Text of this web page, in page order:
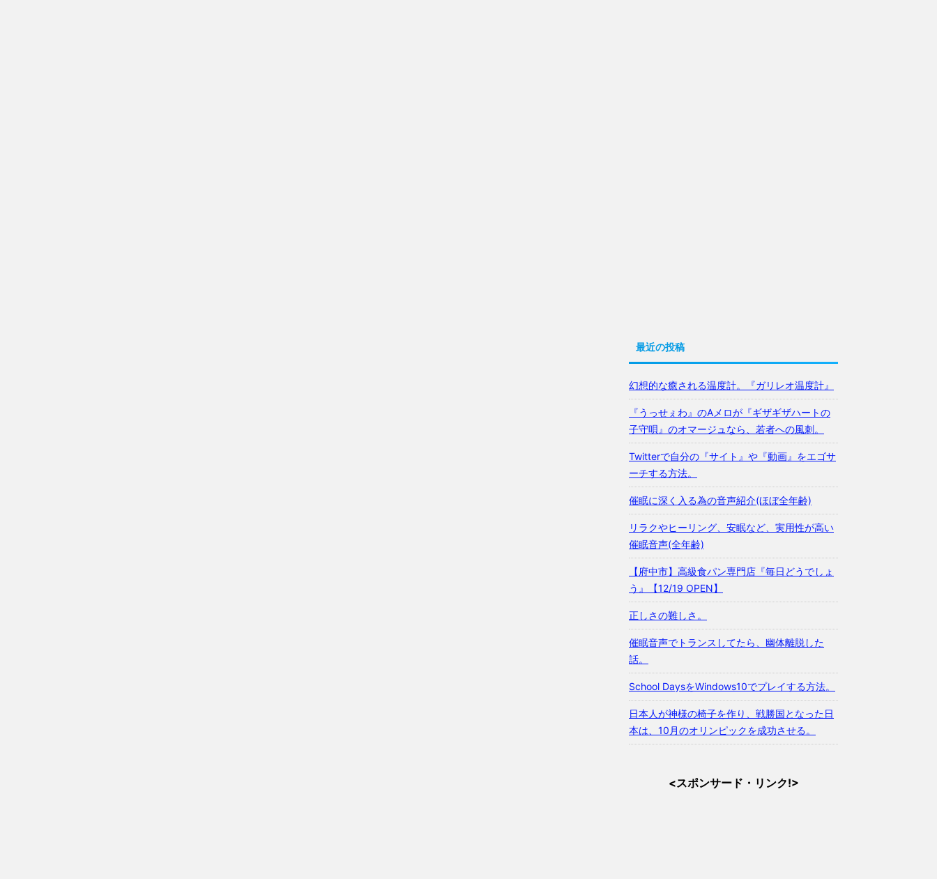
最近の投稿
幻想的な癒される温度計。『ガリレオ温度計』
『うっせぇわ』のAメロが『ギザギザハートの
子守唄』のオマージュなら、若者への風刺。
Twitterで自分の『サイト』や『動画』をエゴサ
ーチする方法。
催眠に深く入る為の音声紹介(ほぼ全年齢)
リラクやヒーリング、安眠など、実用性が高い
催眠音声(全年齢)
【府中市】高級食パン専門店『毎日どうでしょ
う』【12/19 OPEN】
正しさの難しさ。
催眠音声でトランスしてたら、幽体離脱した
話。
School DaysをWindows10でプレイする方法。
日本人が神様の椅子を作り、戦勝国となった日
本は、10月のオリンピックを成功させる。
<スポンサード・リンク!>